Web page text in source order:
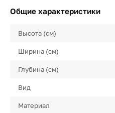
Общие характеристики
Высота (см)
Ширина (см)
Глубина (см)
Вид
Материал